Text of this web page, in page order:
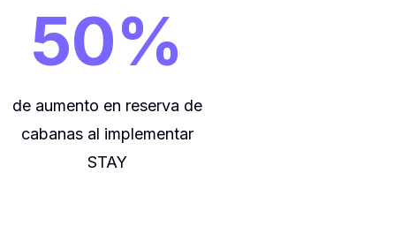
50%
de aumento en reserva de
cabanas al implementar
STAY